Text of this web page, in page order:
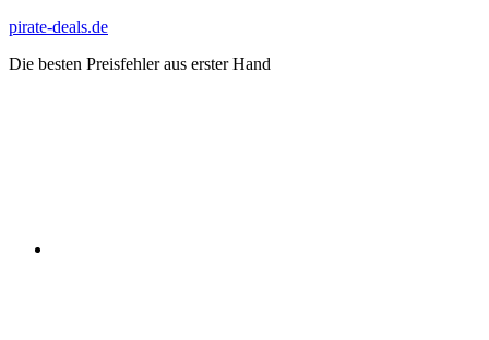
Zum
springen
pirate-deals.de
Die besten Preisfehler aus erster Hand